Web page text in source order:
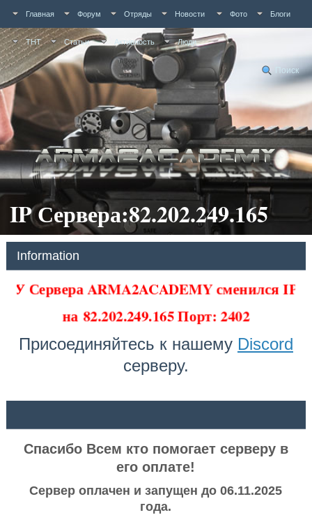
Главная Форум Отряды Новости Фото Блоги
ТНТ Статьи Активность Люди
Поиск
IP Сервера:82.202.249.165
Information
У Сервера ARMA2ACADEMY сменился IP
на 82.202.249.165 Порт: 2402
Присоединяйтесь к нашему Discord
серверу.
Спасибо Всем кто помогает серверу в
его оплате!
Сервер оплачен и запущен до 06.11.2025
года.